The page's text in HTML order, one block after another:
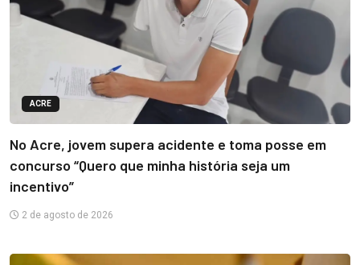
ACRE
No Acre, jovem supera acidente e toma posse em
concurso “Quero que minha história seja um
incentivo”
2 de agosto de 2026